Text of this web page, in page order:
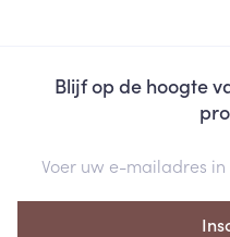
Blijf op de hoogte